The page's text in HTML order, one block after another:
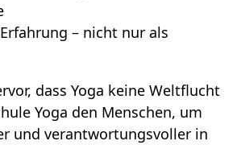
– nicht nur als
dass Yoga keine Weltflucht
Yoga den Menschen, um
und verantwortungsvoller in